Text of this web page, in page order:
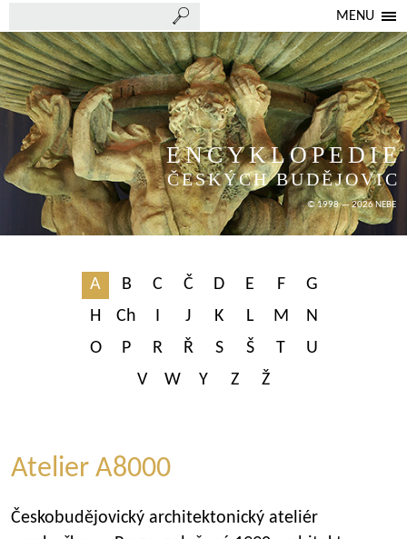
MENU
ENCYKLOPEDIE
ČESKÝCH BUDĚJOVIC
© 1998 — 2026 NEBE
A B C Č D E F
G
H
Ch I J K L M
N
O
P R Ř S Š T
U
V
W Y Z Ž
Atelier A8000
Českobudějovický architektonický ateliér